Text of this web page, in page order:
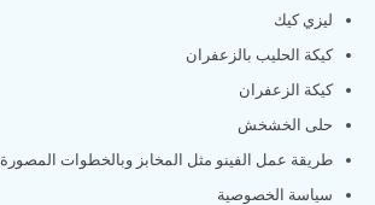
ليزي كيك
كيكة الحليب بالزعفران
كيكة الزعفران
حلى الخشخش
طريقة عمل الفينو مثل المخابز وبالخطوات المصورة
سياسة الخصوصية